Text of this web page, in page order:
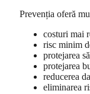
Prevenția oferă
costuri mai
risc minim
protejarea
protejarea
reducerea
eliminarea